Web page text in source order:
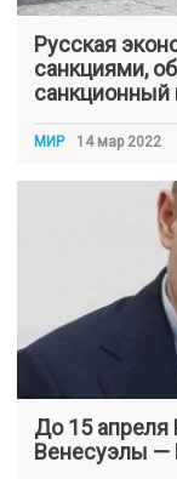
Русская
санкциями,
МИР 14 мар 2022
До 15
Венесуэлы —